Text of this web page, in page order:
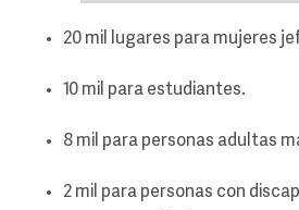
20 mil lugares para mujeres
10 mil para estudiantes.
8 mil para personas adultas
2 mil para personas con